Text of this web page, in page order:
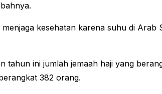
kesehatan karena suhu di Arab
tahun ini jumlah jemaah haji yang
382 orang.